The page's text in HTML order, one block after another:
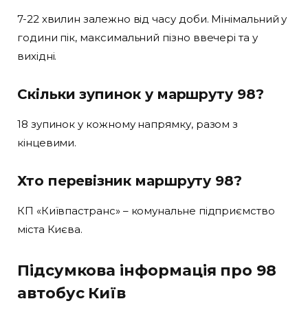
7-22 хвилин залежно від часу доби. Мінімальний у
години пік, максимальний пізно ввечері та у
вихідні.
Скільки зупинок у маршруту 98?
18 зупинок у кожному напрямку, разом з
кінцевими.
Хто перевізник маршруту 98?
КП «Київпастранс» – комунальне підприємство
міста Києва.
Підсумкова інформація про 98
автобус Київ